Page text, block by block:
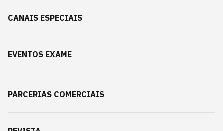
CANAIS ESPECIAIS
EVENTOS EXAME
PARCERIAS COMERCIAIS